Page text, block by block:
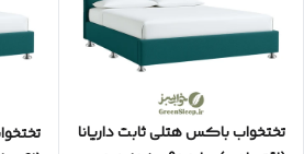
تختخواب باکس هتلی ثابت داریانا